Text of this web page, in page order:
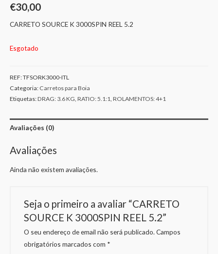
€30,00
CARRETO SOURCE K 3000SPIN REEL 5.2
Esgotado
REF:TFSORK3000-ITL
Categoria: Carretos para Boia
Etiquetas:DRAG: 3.6 KG, RATIO: 5.1:1, ROLAMENTOS: 4+1
Avaliações (0)
Avaliações
Ainda não existem avaliações.
Seja o primeiro a avaliar “CARRETO
SOURCE K 3000SPIN REEL 5.2”
O seu endereço de email não será publicado. Campos
obrigatórios marcados com *